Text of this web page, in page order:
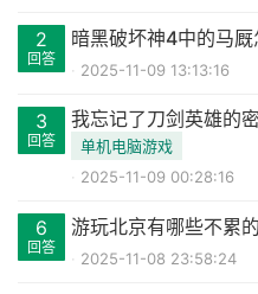
2
回答
暗黑破坏神4中的马厩
2025-11-09 13:13:16
3
回答
我忘记了刀剑英雄的
单机电脑游戏
2025-11-09 00:28:16
6
回答
游玩北京有哪些不累
2025-11-08 23:58:24